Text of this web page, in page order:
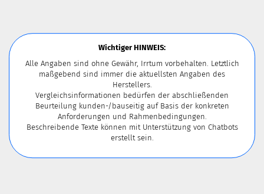
Wichtiger HINWEIS:
Alle Angaben sind ohne Gewähr, Irrtum vorbehalten. Letztlich
maßgebend sind immer die aktuellsten Angaben des
Herstellers.
Vergleichsinformationen bedürfen der abschließenden
Beurteilung kunden-/bauseitig auf Basis der konkreten
Anforderungen und Rahmenbedingungen.
Beschreibende Texte können mit Unterstützung von Chatbots
erstellt sein.